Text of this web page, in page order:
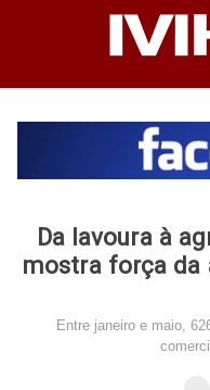
Da lavoura à
mostra força
Entre janeiro e maio,